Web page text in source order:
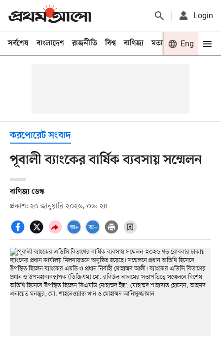
Login
সর্বশেষ বাংলাদেশ রাজনীতি বিশ্ব বাণিজ্য মতামত খেলা
Eng
করপোরেট সংবাদ
পূবালী ব্যাংকের বার্ষিক ব্যবসায় সম্মেলন
বাণিজ্য ডেস্ক
প্রকাশ: ২০ জানুয়ারি ২০২৬, ০৬: ২৪